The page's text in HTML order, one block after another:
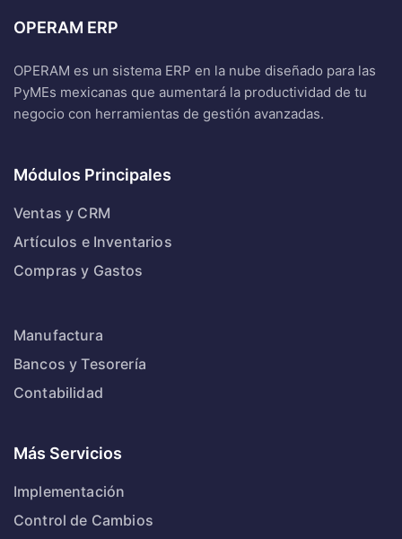
OPERAM ERP
OPERAM es un sistema ERP en la nube diseñado para las
PyMEs mexicanas que aumentará la productividad de tu
negocio con herramientas de gestión avanzadas.
Módulos Principales
Ventas y CRM
Artículos e Inventarios
Compras y Gastos
Manufactura
Bancos y Tesorería
Contabilidad
Más Servicios
Implementación
Control de Cambios